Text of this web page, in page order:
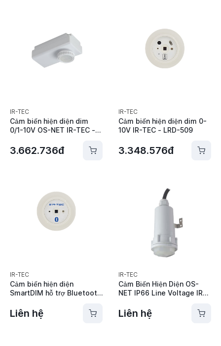
IR-TEC
Cảm biến hiện diện dim
0/1-10V OS-NET IR-TEC -
3.662.736đ
IR-TEC
Cảm biến hiện diện dim 0-
10V IR-TEC - LRD-509
3.348.576đ
IR-TEC
Cảm biến hiện diện
SmartDIM hỗ trợ Bluetooth
Liên hệ
IR-TEC
Cảm Biến Hiện Diện OS-
NET IP66 Line Voltage IR-
Liên hệ